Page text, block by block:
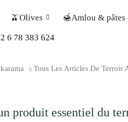
🫒Olives 🍯Amlou & pâtes
6 78 383 624
Tous Les Articles De Terroir
produit essentiel du